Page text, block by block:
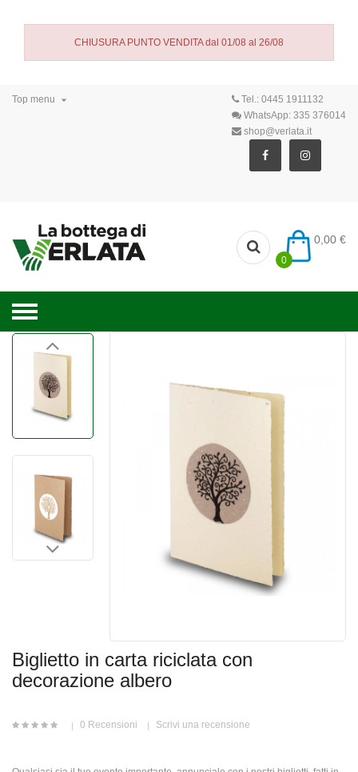
CHIUSURA PUNTO VENDITA dal 01/08 al 26/08
Top menu  Tel.: 0445 1911132
WhatsApp: 335 376014
shop@verlata.it
0,00 €
0
Biglietto in carta riciclata con
decorazione albero
0 Recensioni Scrivi una recensione